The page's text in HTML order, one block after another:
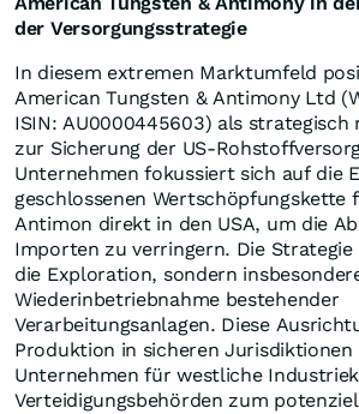
der Versorgungsstrategie
In diesem extremen Marktumfeld
American Tungsten & Antimony Ltd
ISIN: AU0000445603) als strategisch
zur Sicherung der US-
Unternehmen fokussiert sich auf die
geschlossenen Wertschöpfungskette
Antimon direkt in den USA, um die
Importen zu verringern. Die
die Exploration, sondern
Wiederinbetriebnahme bestehender
Verarbeitungsanlagen. Diese
Produktion in sicheren Jurisdiktionen
Unternehmen für westliche
Verteidigungsbehörden zum